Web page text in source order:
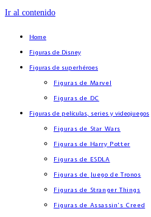
Ir al contenido
Home
Figuras de Disney
Figuras de superhéroes
Figuras de Marvel
Figuras de DC
Figuras de películas, series y videojuegos
Figuras de Star Wars
Figuras de Harry Potter
Figuras de ESDLA
Figuras de Juego de Tronos
Figuras de Stranger Things
Figuras de Assassin’s Creed